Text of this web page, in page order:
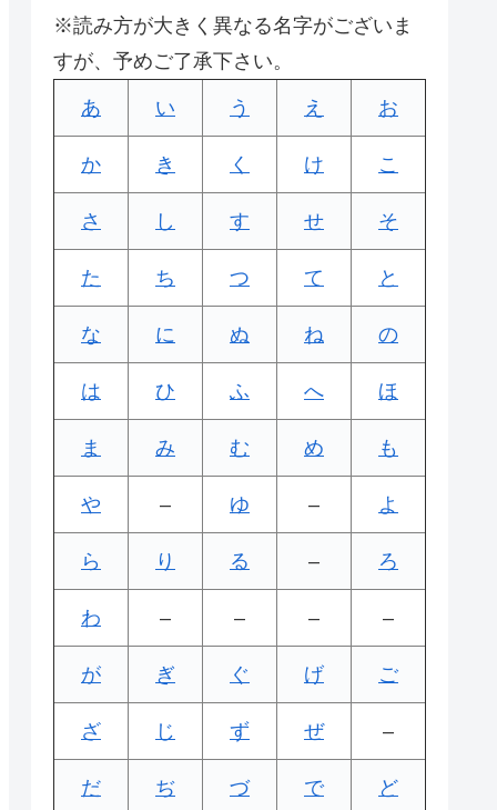
※読み方が大きく異なる名字がございま
すが、予めご了承下さい。
あ い う え お
か き く け こ
さ し す せ そ
た ち つ て と
な に ぬ ね の
は ひ ふ へ ほ
ま み む め も
や – ゆ – よ
ら り る – ろ
わ – – – –
が ぎ ぐ げ ご
ざ じ ず ぜ –
だ ぢ づ で ど